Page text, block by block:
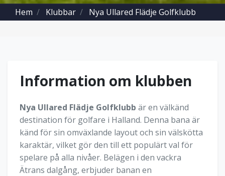
Hem Klubbar Nya Ullared Flädje Golfklubb
Information om klubben
Nya Ullared Flädje Golfklubb är en välkänd
destination för golfare i Halland. Denna bana är
känd för sin omväxlande layout och sin välskötta
karaktär, vilket gör den till ett populärt val för
spelare på alla nivåer. Belägen i den vackra
Ätrans dalgång, erbjuder banan en